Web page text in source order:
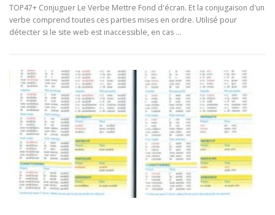
TOP47+ Conjuguer Le Verbe Mettre Fond d'écran. Et la conjugaison d'un
verbe comprend toutes ces parties mises en ordre. Utilisé pour
détecter si le site web est inaccessible, en cas …